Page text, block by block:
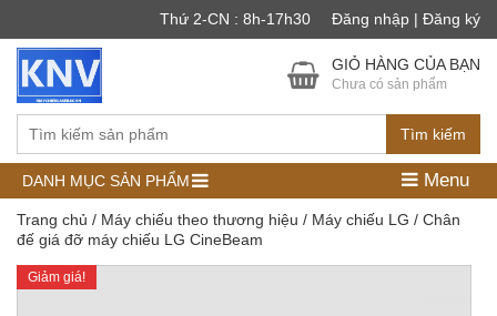
Thứ 2-CN : 8h-17h30 Đăng nhập | Đăng ký
Tìm kiếm
GIỎ HÀNG CỦA BẠN
Chưa có sản phẩm
DANH MỤC SẢN PHẨM Menu
Trang chủ / Máy chiếu theo thương hiệu / Máy chiếu LG / Chân
đế giá đỡ máy chiếu LG CineBeam
Giảm giá!